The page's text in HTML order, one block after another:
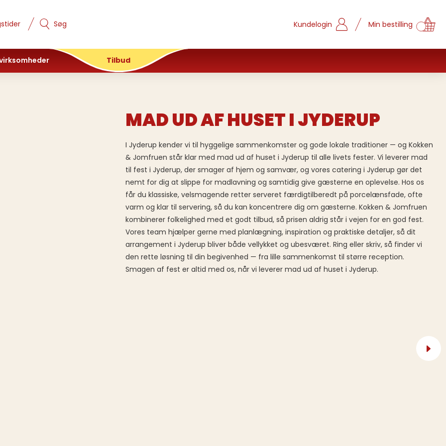
Søg Kundelogin Min bestilling
Tilbud
MAD UD AF HUSET I JYDERUP
I Jyderup kender vi til hyggelige sammenkomster og gode lokale traditioner — og Kokken
& Jomfruen står klar med mad ud af huset i Jyderup til alle livets fester. Vi leverer mad
til fest i Jyderup, der smager af hjem og samvær, og vores catering i Jyderup gør det
nemt for dig at slippe for madlavning og samtidig give gæsterne en oplevelse. Hos os
får du klassiske, velsmagende retter serveret færdigtilberedt på porcelænsfade, ofte
varm og klar til servering, så du kan koncentrere dig om gæsterne. Kokken & Jomfruen
kombinerer folkelighed med et godt tilbud, så prisen aldrig står i vejen for en god fest.
Vores team hjælper gerne med planlægning, inspiration og praktiske detaljer, så dit
arrangement i Jyderup bliver både vellykket og ubesværet. Ring eller skriv, så finder vi
den rette løsning til din begivenhed — fra lille sammenkomst til større reception.
Smagen af fest er altid med os, når vi leverer mad ud af huset i Jyderup.